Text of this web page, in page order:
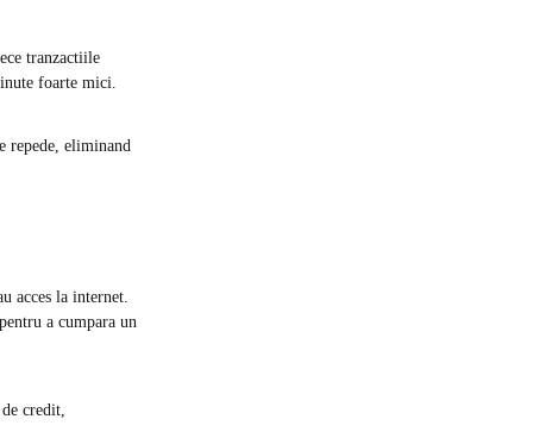
tranzactiile
foarte mici.
repede, eliminand
acces la internet.
a cumpara un
credit,